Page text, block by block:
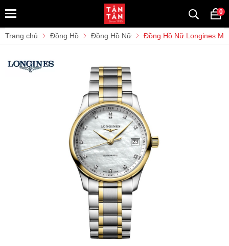
0
Trang chủ Đồng Hồ Đồng Hồ Nữ Đồng Hồ Nữ Longines